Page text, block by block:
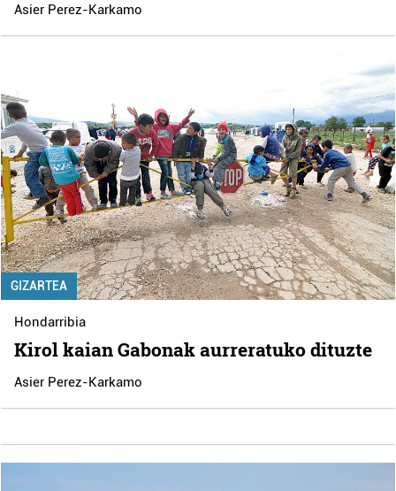
Asier Perez-Karkamo
GIZARTEA
Hondarribia
Kirol kaian Gabonak aurreratuko dituzte
Asier Perez-Karkamo